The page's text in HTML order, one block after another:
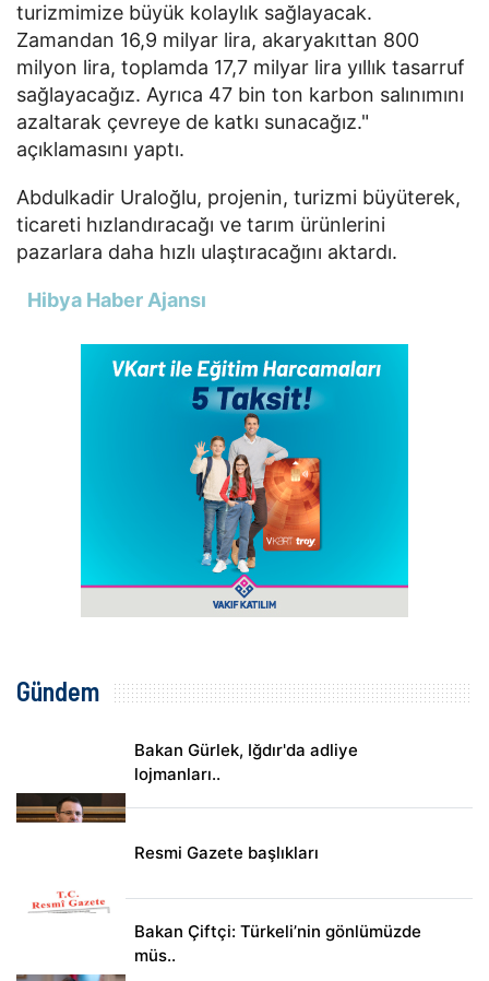
turizmimize büyük kolaylık sağlayacak.
Zamandan 16,9 milyar lira, akaryakıttan 800
milyon lira, toplamda 17,7 milyar lira yıllık tasarruf
sağlayacağız. Ayrıca 47 bin ton karbon salınımını
azaltarak çevreye de katkı sunacağız."
açıklamasını yaptı.
Abdulkadir Uraloğlu, projenin, turizmi büyüterek,
ticareti hızlandıracağı ve tarım ürünlerini
pazarlara daha hızlı ulaştıracağını aktardı.
Hibya Haber Ajansı
Gündem
Bakan Gürlek, Iğdır'da adliye
lojmanları..
Resmi Gazete başlıkları
Bakan Çiftçi: Türkeli’nin gönlümüzde
müs..